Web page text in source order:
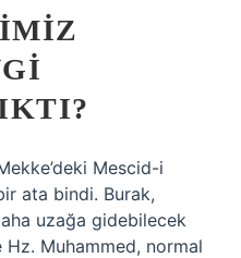
Mescid-i
ata bindi. Burak,
uzağa gidebilecek
Hz. Muhammed, normal